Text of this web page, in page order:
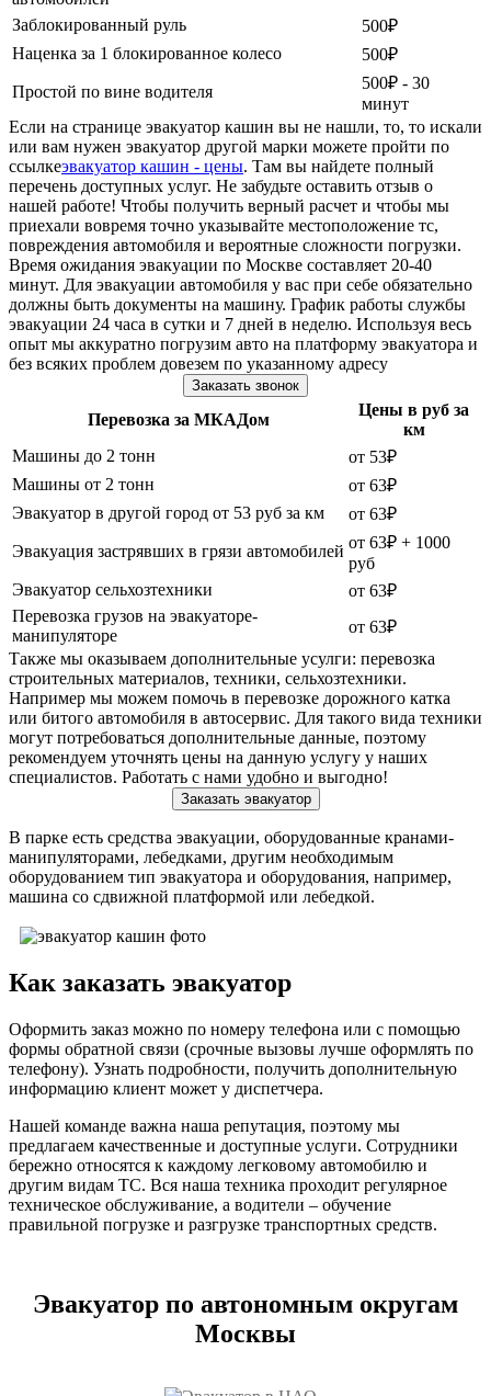
Заблокированный руль
500₽
Наценка за 1 блокированное колесо
500₽
Простой по вине водителя
500₽ - 30
минут
Если на странице эвакуатор кашин вы не нашли, то, то искали
или вам нужен эвакуатор другой марки можете пройти по
ссылкеэвакуатор кашин - цены. Там вы найдете полный
перечень доступных услуг. Не забудьте оставить отзыв о
нашей работе! Чтобы получить верный расчет и чтобы мы
приехали вовремя точно указывайте местоположение тс,
повреждения автомобиля и вероятные сложности погрузки.
Время ожидания эвакуации по Москве составляет 20-40
минут. Для эвакуации автомобиля у вас при себе обязательно
должны быть документы на машину. График работы службы
эвакуации 24 часа в сутки и 7 дней в неделю. Используя весь
опыт мы аккуратно погрузим авто на платформу эвакуатора и
без всяких проблем довезем по указанному адресу
Заказать звонок
Перевозка за МКАДом
Цены в руб за
км
Машины до 2 тонн
от 53₽
Машины от 2 тонн
от 63₽
Эвакуатор в другой город от 53 руб за км
от 63₽
Эвакуация застрявших в грязи автомобилей от 63₽ + 1000
руб
Эвакуатор сельхозтехники
от 63₽
Перевозка грузов на эвакуаторе-
манипуляторе
от 63₽
Также мы оказываем дополнительные усулги: перевозка
строительных материалов, техники, сельхозтехники.
Например мы можем помочь в перевозке дорожного катка
или битого автомобиля в автосервис. Для такого вида техники
могут потребоваться дополнительные данные, поэтому
рекомендуем уточнять цены на данную услугу у наших
специалистов. Работать с нами удобно и выгодно!
Заказать эвакуатор
В парке есть средства эвакуации, оборудованные кранами-
манипуляторами, лебедками, другим необходимым
оборудованием тип эвакуатора и оборудования, например,
машина со сдвижной платформой или лебедкой.
Как заказать эвакуатор
Оформить заказ можно по номеру телефона или с помощью
формы обратной связи (срочные вызовы лучше оформлять по
телефону). Узнать подробности, получить дополнительную
информацию клиент может у диспетчера.
Нашей команде важна наша репутация, поэтому мы
предлагаем качественные и доступные услуги. Сотрудники
бережно относятся к каждому легковому автомобилю и
другим видам ТС. Вся наша техника проходит регулярное
техническое обслуживание, а водители – обучение
правильной погрузке и разгрузке транспортных средств.
Эвакуатор по автономным округам
Москвы